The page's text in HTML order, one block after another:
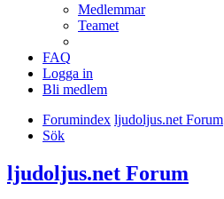
Medlemmar
Teamet
FAQ
Logga in
Bli medlem
Forumindex ljudoljus.net Forum
Sök
ljudoljus.net Forum